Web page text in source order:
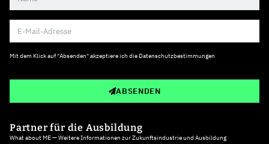
Mit dem Klick auf "Absenden" akzeptiere ich die Datenschutzbestimmungen
ABSENDEN
Partner für die Ausbildung
What about ME — Weitere Informationen zur Zukunftsindustrie und Ausbildung